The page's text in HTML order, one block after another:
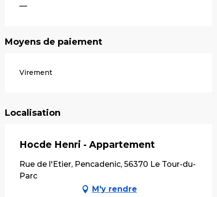
—
Moyens de paiement
Virement
Localisation
Hocde Henri - Appartement
Rue de l'Etier, Pencadenic, 56370 Le Tour-du-
Parc
M'y rendre